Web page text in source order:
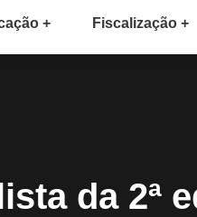
Fiscalização
da 2ª